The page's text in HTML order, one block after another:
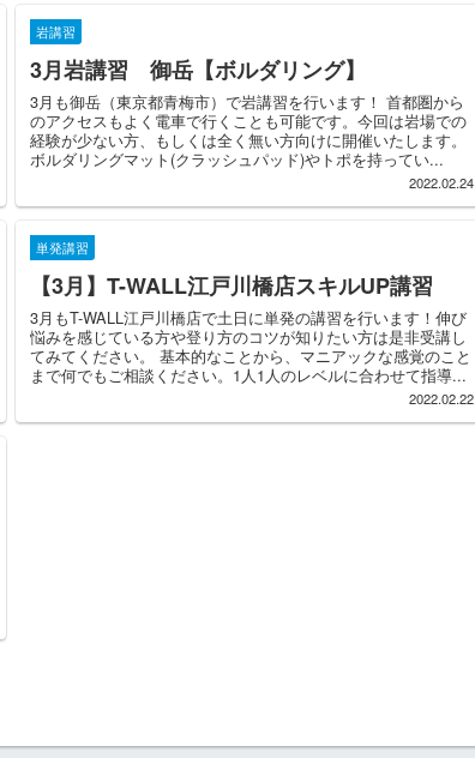
岩講習
3月岩講習 御岳【ボルダリング】
3月も御岳（東京都青梅市）で岩講習を行います！ 首都圏から
のアクセスもよく電車で行くことも可能です。今回は岩場での
経験が少ない方、もしくは全く無い方向けに開催いたします。
ボルダリングマット(クラッシュパッド)やトポを持ってい...
2022.02.24
単発講習
【3月】T-WALL江戸川橋店スキルUP講習
3月もT-WALL江戸川橋店で土日に単発の講習を行います！伸び
悩みを感じている方や登り方のコツが知りたい方は是非受講し
てみてください。 基本的なことから、マニアックな感覚のこと
まで何でもご相談ください。1人1人のレベルに合わせて指導...
2022.02.22